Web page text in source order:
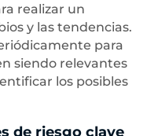
realizar un
y las tendencias.
para
siendo relevantes
los posibles
de riesgo clave